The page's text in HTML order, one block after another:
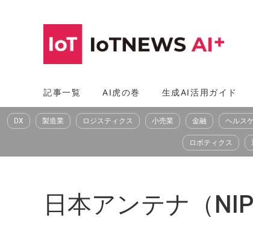
へ
ス
記事一覧 AI虎の巻 生成AI活用ガイド
DX 製造業 ロジスティクス 小売業 金融 ヘルス
ロボティクス
日本アンテナ（